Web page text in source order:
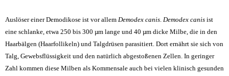
Auslöser einer Demodikose ist vor allem Demodex canis. Demodex canis ist
eine schlanke, etwa 250 bis 300 µm lange und 40 µm dicke Milbe, die in den
Haarbälgen (Haarfollikeln) und Talgdrüsen parasitiert. Dort ernährt sie sich von
Talg, Gewebsflüssigkeit und den natürlich abgestoßenen Zellen. In geringer
Zahl kommen diese Milben als Kommensale auch bei vielen klinisch gesunden